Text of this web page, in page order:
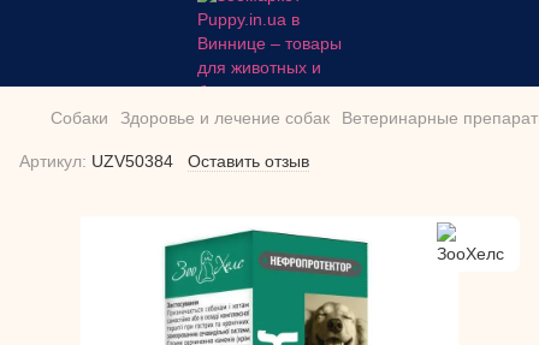
Собаки Здоровье и лечение собак Ветеринарные
Артикул: UZV50384 Оставить отзыв